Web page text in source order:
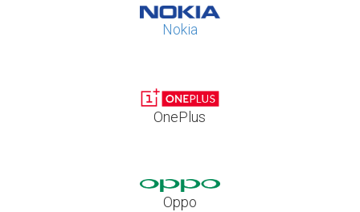
Nokia
OnePlus
Oppo